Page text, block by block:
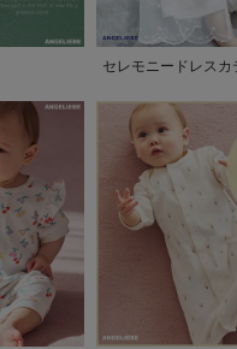
セレモニードレスカ